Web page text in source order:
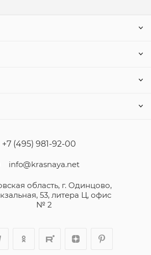
+7 (495) 981-92-00
info@krasnaya.net
область, г. Одинцово,
53, литера Ц, офис
№ 2